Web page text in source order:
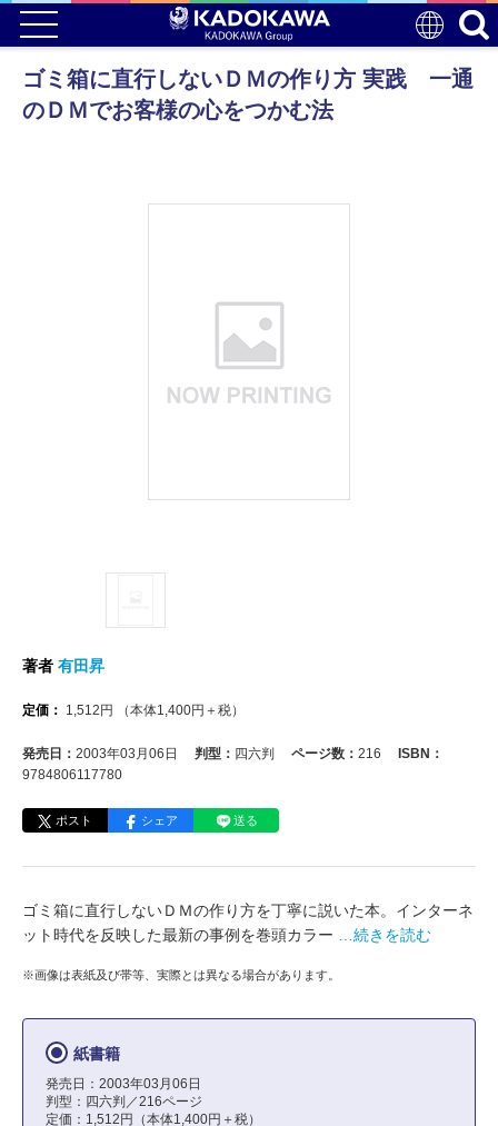
ゴミ箱に直行しないＤＭの作り方 実践 一通
のＤＭでお客様の心をつかむ法
著者 有田昇
定価： 1,512 円 （本体1,400円＋税）
発売日： 2003年03月06日 判型： 四六判 ページ数： 216
ISBN：
9784806117780
ポスト シェア 送る
ゴミ箱に直行しないＤＭの作り方を丁寧に説いた本。インターネ
ット時代を反映した最新の事例を巻頭カラー
…続きを読む
※画像は表紙及び帯等、実際とは異なる場合があります。
紙書籍
発売日：2003年03月06日
判型：四六判／216ページ
定価：1,512円（本体1,400円＋税）